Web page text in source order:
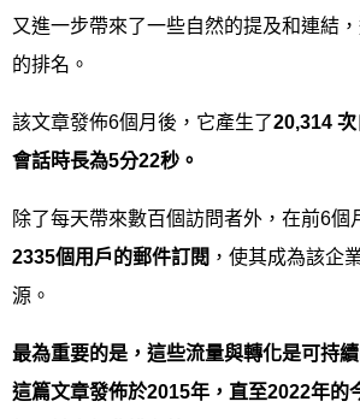
又進一步帶來了一些自然的提及和連結
的排名。
該文章發佈6個月後，它產生了20,314 次
會話時長為5分22秒。
除了每天帶來數百個訪問者外，在前6個
2335個用戶的郵件訂閱 ，使其成為該企
源。
最為重要的是，這些流量與轉化是可持續
這篇文章發佈於2015年，直至2022年的